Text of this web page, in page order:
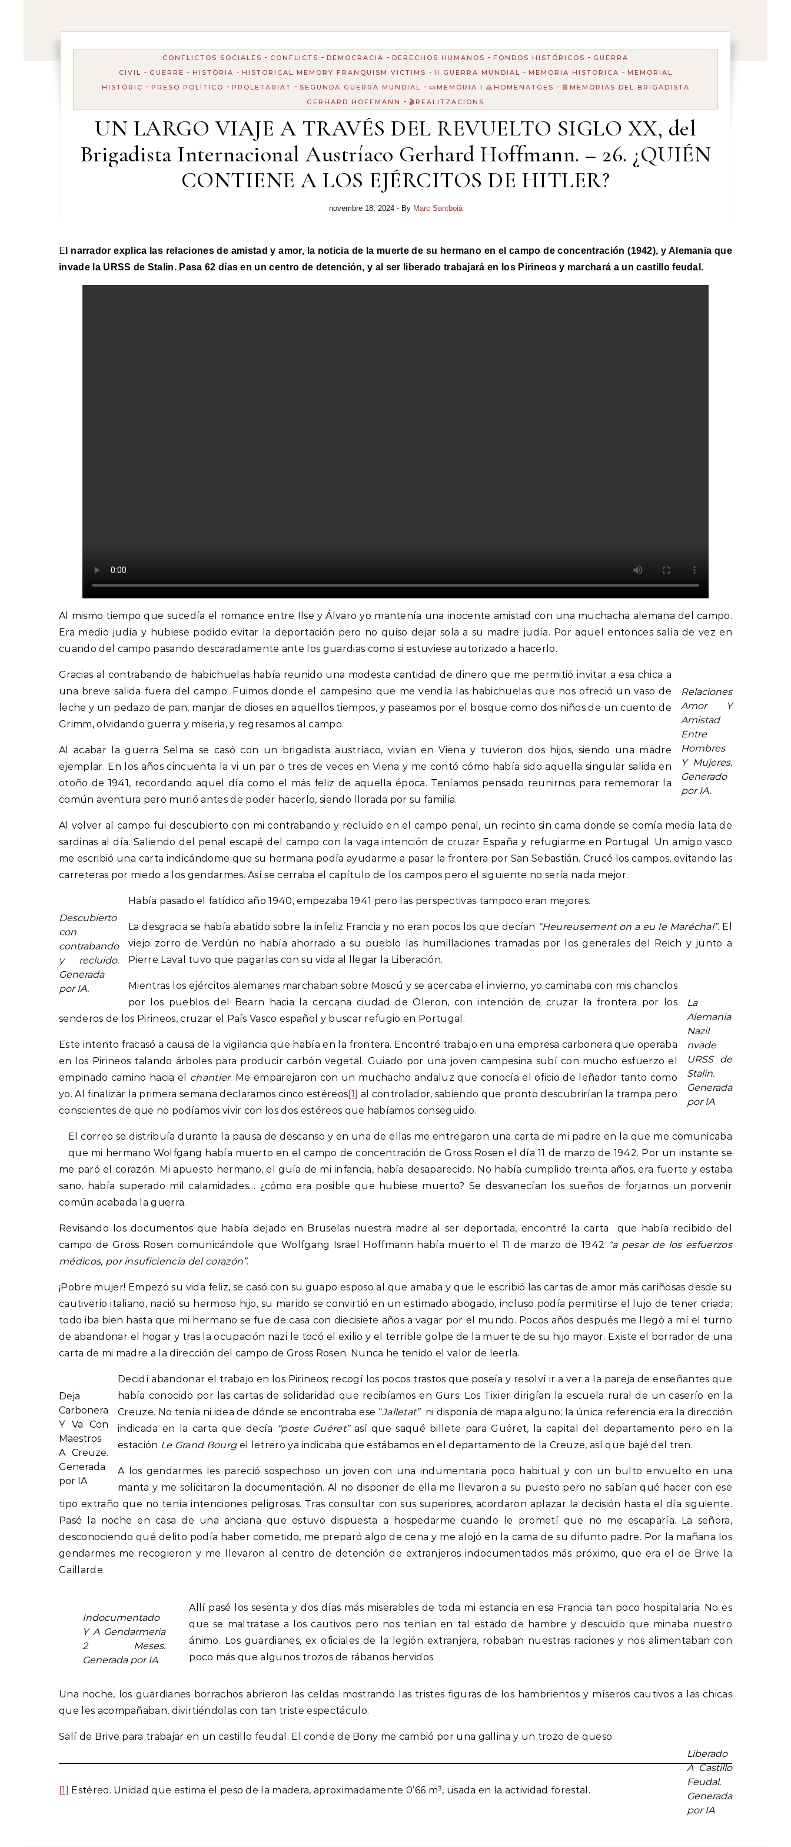
CONFLICTOS SOCIALES - CONFLICTS - DEMOCRACIA - DERECHOS HUMANOS - FONDOS HISTÓRICOS - GUERRA
CIVIL - GUERRE - HISTÒRIA - HISTORICAL MEMORY FRANQUISM VICTIMS - II GUERRA MUNDIAL - MEMORIA HISTORICA - MEMORIAL
HISTÒRIC - PRESO POLÍTICO - PROLETARIAT - SEGUNDA GUERRA MUNDIAL - 📜MEMÒRIA I 🙏HOMENATGES - 📘MEMORIAS DEL BRIGADISTA
GERHARD HOFFMANN - 🎬REALITZACIONS
UN LARGO VIAJE A TRAVÉS DEL REVUELTO SIGLO XX, del
Brigadista Internacional Austríaco Gerhard Hoffmann. – 26. ¿QUIÉN
CONTIENE A LOS EJÉRCITOS DE HITLER?
novembre 18, 2024 - By Marc Santboià
El narrador explica las relaciones de amistad y amor, la noticia de la muerte de su hermano en el campo de concentración (1942), y Alemania que
invade la URSS de Stalin. Pasa 62 días en un centro de detención, y al ser liberado trabajará en los Pirineos y marchará a un castillo feudal.
Al mismo tiempo que sucedía el romance entre Ilse y Álvaro yo mantenía una inocente amistad con una muchacha alemana del campo.
Era medio judía y hubiese podido evitar la deportación pero no quiso dejar sola a su madre judía. Por aquel entonces salía de vez en
cuando del campo pasando descaradamente ante los guardias como si estuviese autorizado a hacerlo.
Relaciones
Amor Y
Amistad
Entre
Hombres
Y Mujeres.
Generado
por IA.
Gracias al contrabando de habichuelas había reunido una modesta cantidad de dinero que me permitió invitar a esa chica a
una breve salida fuera del campo. Fuimos donde el campesino que me vendía las habichuelas que nos ofreció un vaso de
leche y un pedazo de pan, manjar de dioses en aquellos tiempos, y paseamos por el bosque como dos niños de un cuento de
Grimm, olvidando guerra y miseria, y regresamos al campo.
Al acabar la guerra Selma se casó con un brigadista austríaco, vivían en Viena y tuvieron dos hijos, siendo una madre
ejemplar. En los años cincuenta la vi un par o tres de veces en Viena y me contó cómo había sido aquella singular salida en
otoño de 1941, recordando aquel día como el más feliz de aquella época. Teníamos pensado reunirnos para rememorar la
común aventura pero murió antes de poder hacerlo, siendo llorada por su familia.
Al volver al campo fui descubierto con mi contrabando y recluido en el campo penal, un recinto sin cama donde se comía media lata de
sardinas al día. Saliendo del penal escapé del campo con la vaga intención de cruzar España y refugiarme en Portugal. Un amigo vasco
me escribió una carta indicándome que su hermana podía ayudarme a pasar la frontera por San Sebastián. Crucé los campos, evitando las
carreteras por miedo a los gendarmes. Así se cerraba el capítulo de los campos pero el siguiente no sería nada mejor.
Descubierto
con
contrabando
y recluido.
Generada
por IA.
Había pasado el fatídico año 1940, empezaba 1941 pero las perspectivas tampoco eran mejores.
La desgracia se había abatido sobre la infeliz Francia y no eran pocos los que decían “Heureusement on a eu le Maréchal”. El
viejo zorro de Verdún no había ahorrado a su pueblo las humillaciones tramadas por los generales del Reich y junto a
Pierre Laval tuvo que pagarlas con su vida al llegar la Liberación.
La
Alemania
NaziI
nvade
URSS de
Stalin.
Generada
por IA
Mientras los ejércitos alemanes marchaban sobre Moscú y se acercaba el invierno, yo caminaba con mis chanclos
por los pueblos del Bearn hacia la cercana ciudad de Oleron, con intención de cruzar la frontera por los
senderos de los Pirineos, cruzar el País Vasco español y buscar refugio en Portugal.
Este intento fracasó a causa de la vigilancia que había en la frontera. Encontré trabajo en una empresa carbonera que operaba
en los Pirineos talando árboles para producir carbón vegetal. Guiado por una joven campesina subí con mucho esfuerzo el
empinado camino hacia el chantier. Me emparejaron con un muchacho andaluz que conocía el oficio de leñador tanto como
yo. Al finalizar la primera semana declaramos cinco estéreos[1] al controlador, sabiendo que pronto descubrirían la trampa pero
conscientes de que no podíamos vivir con los dos estéreos que habíamos conseguido.
El correo se distribuía durante la pausa de descanso y en una de ellas me entregaron una carta de mi padre en la que me comunicaba
que mi hermano Wolfgang había muerto en el campo de concentración de Gross Rosen el día 11 de marzo de 1942. Por un instante se
me paró el corazón. Mi apuesto hermano, el guía de mi infancia, había desaparecido. No había cumplido treinta años, era fuerte y estaba
sano, había superado mil calamidades… ¿cómo era posible que hubiese muerto? Se desvanecían los sueños de forjarnos un porvenir
común acabada la guerra.
Revisando los documentos que había dejado en Bruselas nuestra madre al ser deportada, encontré la carta que había recibido del
campo de Gross Rosen comunicándole que Wolfgang Israel Hoffmann había muerto el 11 de marzo de 1942 “a pesar de los esfuerzos
médicos, por insuficiencia del corazón”.
¡Pobre mujer! Empezó su vida feliz, se casó con su guapo esposo al que amaba y que le escribió las cartas de amor más cariñosas desde su
cautiverio italiano, nació su hermoso hijo, su marido se convirtió en un estimado abogado, incluso podía permitirse el lujo de tener criada;
todo iba bien hasta que mi hermano se fue de casa con diecisiete años a vagar por el mundo. Pocos años después me llegó a mí el turno
de abandonar el hogar y tras la ocupación nazi le tocó el exilio y el terrible golpe de la muerte de su hijo mayor. Existe el borrador de una
carta de mi madre a la dirección del campo de Gross Rosen. Nunca he tenido el valor de leerla.
Deja
Carbonera
Y Va Con
Maestros
A Creuze.
Generada
por IA
Decidí abandonar el trabajo en los Pirineos; recogí los pocos trastos que poseía y resolví ir a ver a la pareja de enseñantes que
había conocido por las cartas de solidaridad que recibíamos en Gurs. Los Tixier dirigían la escuela rural de un caserío en la
Creuze. No tenía ni idea de dónde se encontraba ese “Jalletat”ni disponía de mapa alguno; la única referencia era la dirección
indicada en la carta que decía
“poste Guéret”así que saqué billete para Guéret, la capital del departamento pero en la
estación Le Grand Bourgel letrero ya indicaba que estábamos en el departamento de la Creuze, así que bajé del tren.
A los gendarmes les pareció sospechoso un joven con una indumentaria poco habitual y con un bulto envuelto en una
manta y me solicitaron la documentación. Al no disponer de ella me llevaron a su puesto pero no sabían qué hacer con ese
tipo extraño que no tenía intenciones peligrosas. Tras consultar con sus superiores, acordaron aplazar la decisión hasta el día siguiente.
Pasé la noche en casa de una anciana que estuvo dispuesta a hospedarme cuando le prometí que no me escaparía. La señora,
desconociendo qué delito podía haber cometido, me preparó algo de cena y me alojó en la cama de su difunto padre. Por la mañana los
gendarmes me recogieron y me llevaron al centro de detención de extranjeros indocumentados más próximo, que era el de Brive la
Gaillarde.
Indocumentado
Y A Gendarmeria
2 Meses.
Generada por IA
Allí pasé los sesenta y dos días más miserables de toda mi estancia en esa Francia tan poco hospitalaria. No es
que se maltratase a los cautivos pero nos tenían en tal estado de hambre y descuido que minaba nuestro
ánimo. Los guardianes, ex oficiales de la legión extranjera, robaban nuestras raciones y nos alimentaban con
poco más que algunos trozos de rábanos hervidos.
Una noche, los guardianes borrachos abrieron las celdas mostrando las tristes figuras de los hambrientos y míseros cautivos a las chicas
que les acompañaban, divirtiéndolas con tan triste espectáculo.
Liberado
A Castillo
Feudal.
Generada
por IA
Salí de Brive para trabajar en un castillo feudal. El conde de Bony me cambió por una gallina y un trozo de queso.
[1] Estéreo. Unidad que estima el peso de la madera, aproximadamente 0’66 m³, usada en la actividad forestal.